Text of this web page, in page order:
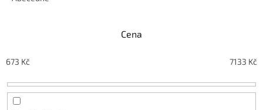
o
u
Cena
673 Kč 7133 Kč